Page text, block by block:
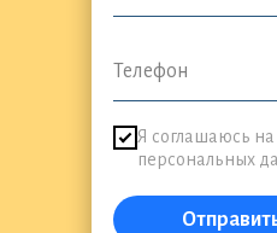
Я соглашаюсь на
персональных